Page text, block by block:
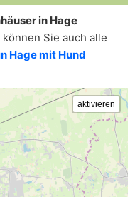
in Hage
Sie auch alle
Hage mit Hund